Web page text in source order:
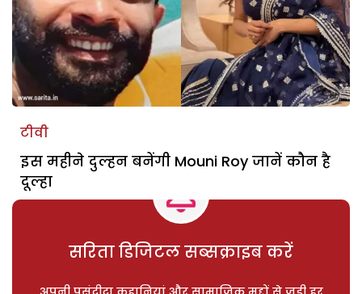
टीवी
इस महीने दुल्हन बनेंगी Mouni Roy जानें कौन है
दूल्हा
सरिता डिजिटल सब्सक्राइब करें